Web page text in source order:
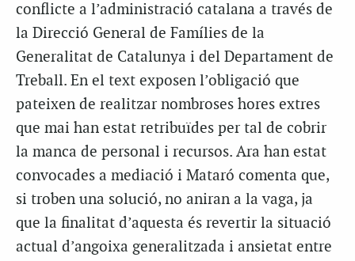
conflicte a l’administració catalana a través de
la Direcció General de Famílies de la
Generalitat de Catalunya i del Departament de
Treball. En el text exposen l’obligació que
pateixen de realitzar nombroses hores extres
que mai han estat retribuïdes per tal de cobrir
la manca de personal i recursos. Ara han estat
convocades a mediació i Mataró comenta que,
si troben una solució, no aniran a la vaga, ja
que la finalitat d’aquesta és revertir la situació
actual d’angoixa generalitzada i ansietat entre